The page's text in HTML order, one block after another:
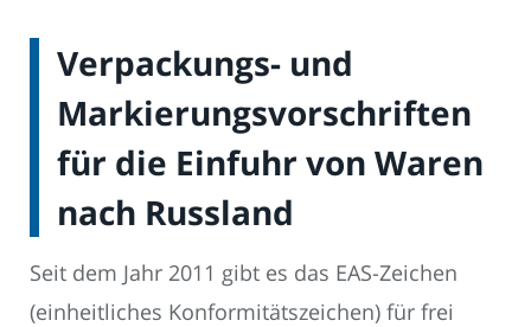
Verpackungs- und
Markierungsvorschriften
für die Einfuhr von Waren
nach Russland
Seit dem Jahr 2011 gibt es das EAS-Zeichen
(einheitliches Konformitätszeichen) für frei